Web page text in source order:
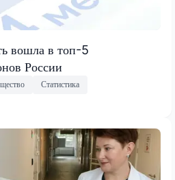
вошла в топ-5
России
Статистика